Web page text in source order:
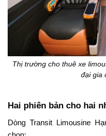
Thị trường cho thuê xe
đại gia
Hai phiên bản cho hai
Dòng Transit Limousine